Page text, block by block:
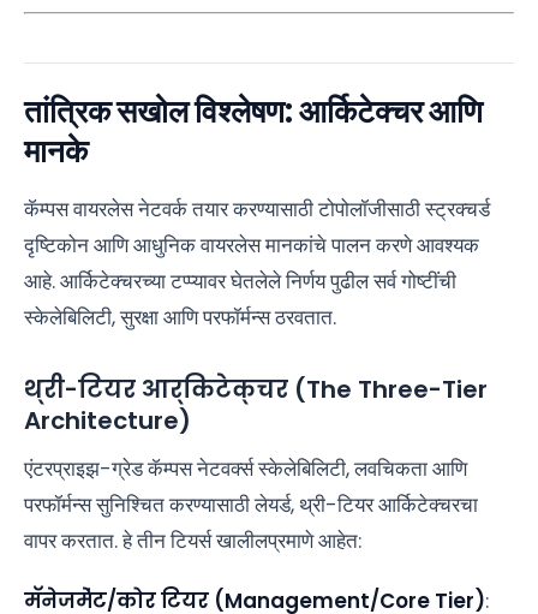
तांत्रिक सखोल विश्लेषण: आर्किटेक्चर आणि
मानके
कॅम्पस वायरलेस नेटवर्क तयार करण्यासाठी टोपोलॉजीसाठी स्ट्रक्चर्ड
दृष्टिकोन आणि आधुनिक वायरलेस मानकांचे पालन करणे आवश्यक
आहे. आर्किटेक्चरच्या टप्प्यावर घेतलेले निर्णय पुढील सर्व गोष्टींची
स्केलेबिलिटी, सुरक्षा आणि परफॉर्मन्स ठरवतात.
थ्री-टियर आर्किटेक्चर (The Three-Tier
Architecture)
एंटरप्राइझ-ग्रेड कॅम्पस नेटवर्क्स स्केलेबिलिटी, लवचिकता आणि
परफॉर्मन्स सुनिश्चित करण्यासाठी लेयर्ड, थ्री-टियर आर्किटेक्चरचा
वापर करतात. हे तीन टियर्स खालीलप्रमाणे आहेत:
मॅनेजमेंट/कोर टियर (Management/Core Tier):